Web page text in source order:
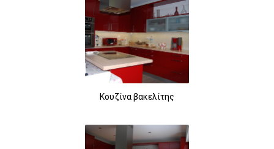
Κουζίνα βακελίτης